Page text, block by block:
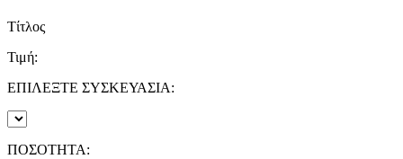
Τίτλος
Τιμή:
ΕΠΙΛΕΞΤΕ ΣΥΣΚΕΥΑΣΙΑ:
ΠΟΣΟΤΗΤΑ: